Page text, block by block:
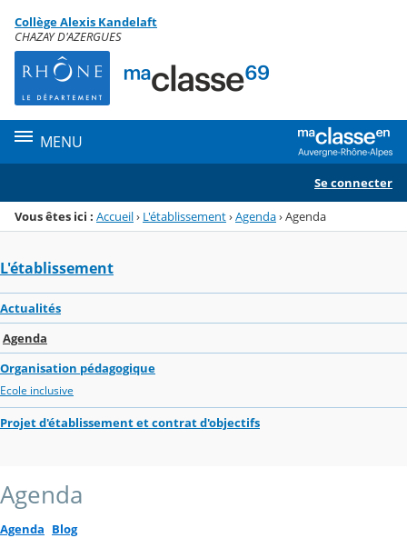
Menu de la rubrique
Contenu
Collège Alexis Kandelaft
CHAZAY D'AZERGUES
MENU
Se connecter
Vous êtes ici : Accueil› L'établissement›Agenda›Agenda
L'établissement
Actualités
Agenda
Organisation pédagogique
Ecole inclusive
Projet d'établissement et contrat d'objectifs
Agenda
Agenda Blog